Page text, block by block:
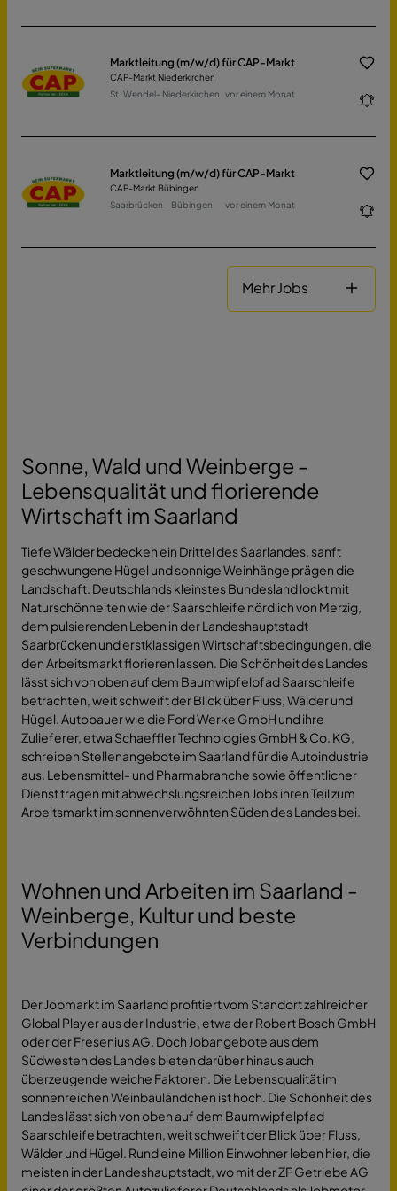
Marktleitung (m/w/d) für CAP-Markt
CAP-Markt Niederkirchen
St. Wendel- Niederkirchen vor einem Monat
Marktleitung (m/w/d) für CAP-Markt
CAP-Markt Bübingen
Saarbrücken - Bübingen
vor einem Monat
Mehr Jobs
Sonne, Wald und Weinberge -
Lebensqualität und florierende
Wirtschaft im Saarland
Tiefe Wälder bedecken ein Drittel des Saarlandes, sanft
geschwungene Hügel und sonnige Weinhänge prägen die
Landschaft. Deutschlands kleinstes Bundesland lockt mit
Naturschönheiten wie der Saarschleife nördlich von Merzig,
dem pulsierenden Leben in der Landeshauptstadt
Saarbrücken und erstklassigen Wirtschaftsbedingungen, die
den Arbeitsmarkt florieren lassen. Die Schönheit des Landes
lässt sich von oben auf dem Baumwipfelpfad Saarschleife
betrachten, weit schweift der Blick über Fluss, Wälder und
Hügel. Autobauer wie die Ford Werke GmbH und ihre
Zulieferer, etwa Schaeffler Technologies GmbH & Co. KG,
schreiben Stellenangebote im Saarland für die Autoindustrie
aus. Lebensmittel- und Pharmabranche sowie öffentlicher
Dienst tragen mit abwechslungsreichen Jobs ihren Teil zum
Arbeitsmarkt im sonnenverwöhnten Süden des Landes bei.
Wohnen und Arbeiten im Saarland -
Weinberge, Kultur und beste
Verbindungen
Der Jobmarkt im Saarland profitiert vom Standort zahlreicher
Global Player aus der Industrie, etwa der Robert Bosch GmbH
oder der Fresenius AG. Doch Jobangebote aus dem
Südwesten des Landes bieten darüber hinaus auch
überzeugende weiche Faktoren. Die Lebensqualität im
sonnenreichen Weinbauländchen ist hoch. Die Schönheit des
Landes lässt sich von oben auf dem Baumwipfelpfad
Saarschleife betrachten, weit schweift der Blick über Fluss,
Wälder und Hügel. Rund eine Million Einwohner leben hier, die
meisten in der Landeshauptstadt, wo mit der ZF Getriebe AG